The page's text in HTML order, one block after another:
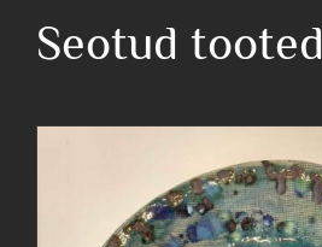
Seotud tooted